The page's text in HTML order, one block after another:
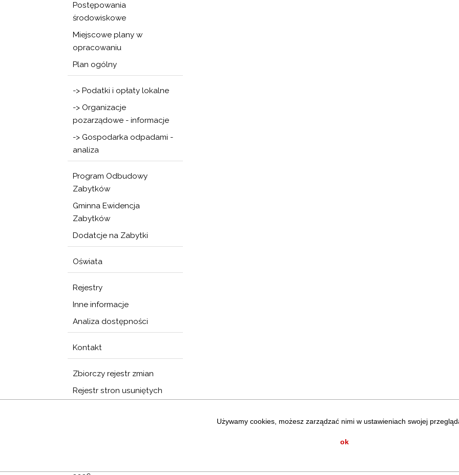
Używamy cookies, możesz zarządzać nimi w ustawieniach swojej
ok
Postępowania
środowiskowe
Miejscowe plany w
opracowaniu
Plan ogólny
-> Podatki i opłaty lokalne
-> Organizacje
pozarządowe - informacje
-> Gospodarka odpadami -
analiza
Program Odbudowy
Zabytków
Gminna Ewidencja
Zabytków
Dodatcje na Zabytki
Oświata
Rejestry
Inne informacje
Analiza dostępności
Kontakt
Zbiorczy rejestr zmian
Rejestr stron usuniętych